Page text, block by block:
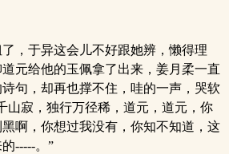
，于异这会儿不好跟她辨，懒得理
元给他的玉佩拿了出来，姜月柔一直
句，却再也撑不住，哇的一声，哭软
山寂，独行万径稀，道元，道元，你
啊，你想过我没有，你知不知道，这
-----。”